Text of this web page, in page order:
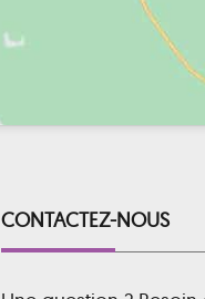
CONTACTEZ-NOUS